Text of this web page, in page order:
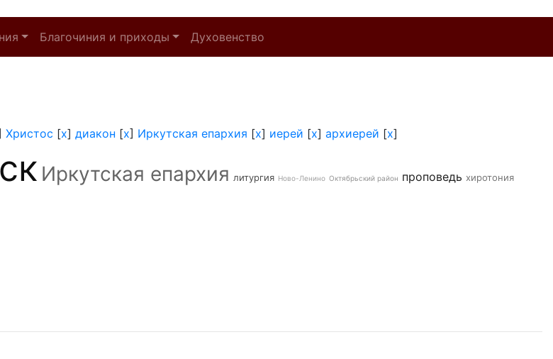
Благочиния и приходы Духовенство
Христос [x] диакон [x] Иркутская епархия [x] иерей [x] архиерей [x]
Иркутская епархия литургия Ново-Ленино Октябрьский район проповедь хиротония